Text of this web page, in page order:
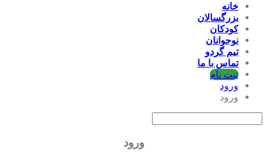
خانه
بزرگسالان
کودکان
نوجوانان
تیم گردو
تماس با ما
ثبت نام
ورود
ورود
ورود